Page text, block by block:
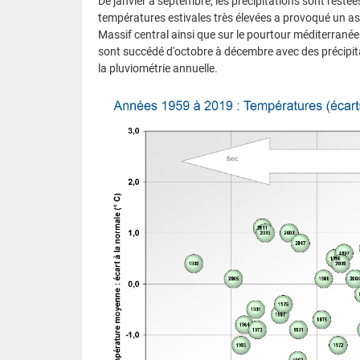
températures estivales très élevées a provoqué un
Massif central ainsi que sur le pourtour
sont succédé d'octobre à décembre avec des
la pluviométrie annuelle.